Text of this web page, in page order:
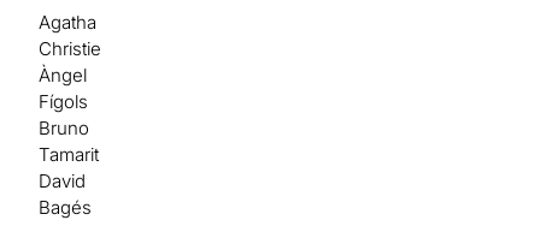
Agatha
Christie
Àngel
Fígols
Bruno
Tamarit
David
Bagés